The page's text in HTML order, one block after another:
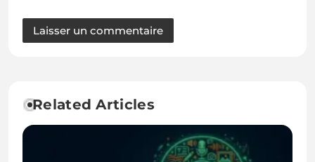
Related Articles